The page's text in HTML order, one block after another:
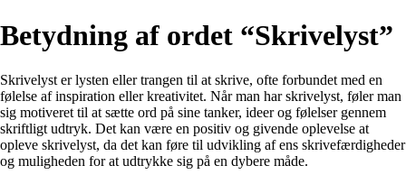
Betydning af ordet “Skrivelyst”
Skrivelyst er lysten eller trangen til at skrive, ofte forbundet med en
følelse af inspiration eller kreativitet. Når man har skrivelyst, føler man
sig motiveret til at sætte ord på sine tanker, ideer og følelser gennem
skriftligt udtryk. Det kan være en positiv og givende oplevelse at
opleve skrivelyst, da det kan føre til udvikling af ens skrivefærdigheder
og muligheden for at udtrykke sig på en dybere måde.